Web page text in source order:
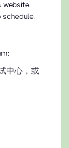
website.
schedule.
中心，或